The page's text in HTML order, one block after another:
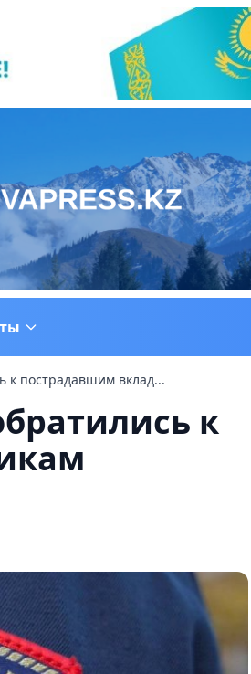
к пострадавшим вклад...
к